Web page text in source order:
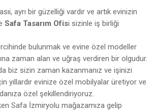
ayrı bir güzelliği vardır ve artık evinizin
Safa Tasarım Ofisi sizinle iş birliği
bulunmak ve evine özel modeller
zaman alan ve uğraş verdiren bir olgudur.
biz sizin zaman kazanmanız ve işinizi
yıllardır evinize özel mobilyalar üretiyor ve
özel şekillendiriyoruz.
Safa İzmiryolu mağazamıza gelip